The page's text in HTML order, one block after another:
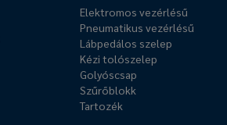
Elektromos vezérlésű
Pneumatikus vezérlésű
Lábpedálos szelep
Kézi tolószelep
Golyóscsap
Szűrőblokk
Tartozék